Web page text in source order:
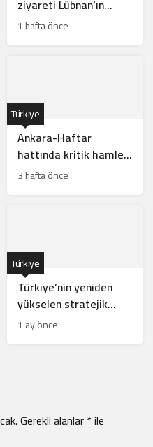
ziyareti Lübnan’ın
güneyinde Türk
1 hafta önce
Ankara-Haftar
hattında kritik hamle:
Mısır için risk mi?
Türkiye
3 hafta önce
Türkiye’nin yeniden
yükselen stratejik
hamleleri İsrail’i
rahatsız ediyor
Türkiye
1 ay önce
Gerekli alanlar*ile